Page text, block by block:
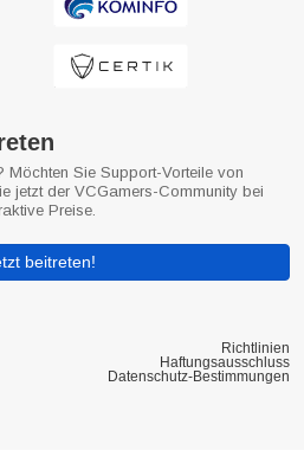
Möchten Sie Support-Vorteile von
jetzt der VCGamers-Community bei
Preise.
beitreten!
Richtlinien
Haftungsausschluss
Datenschutz-Bestimmungen